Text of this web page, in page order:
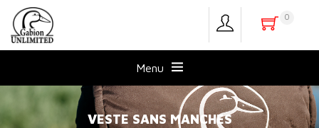
0
Menu
VESTE SANS MANCHES